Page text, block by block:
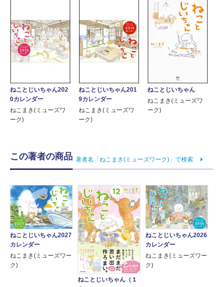
ねことじいちゃん202
0カレンダー
ねこまき(ミューズワ
ーク)
ねことじいちゃん201
9カレンダー
ねこまき(ミューズワ
ーク)
ねことじいちゃん
ねこまき(ミューズワ
ーク)
この著者の商品 著者名「ねこまき(ミューズワーク)」で検索
ねことじいちゃん2027
カレンダー
ねこまき(ミューズワー
ク)
ねことじいちゃん（１
ねことじいちゃん2026
カレンダー
ねこまき(ミューズワー
ク)